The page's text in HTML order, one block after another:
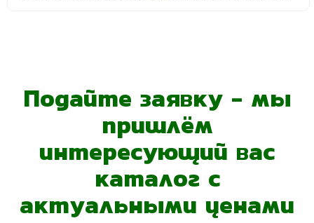
Подайте заявку - мы
пришлём
интересующий вас
каталог с
актуальными ценами